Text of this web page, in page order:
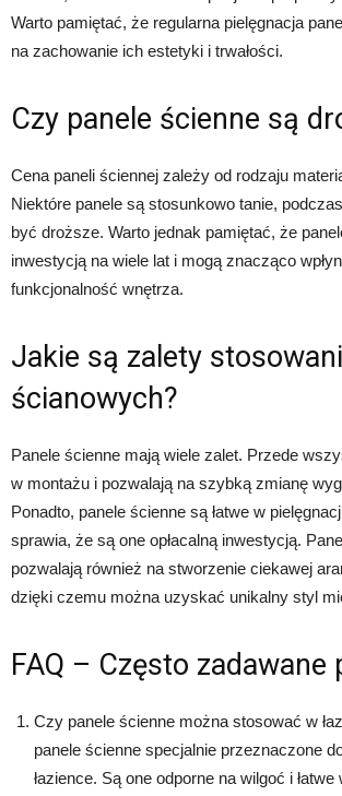
Warto pamiętać, że regularna pielęgnacja
na zachowanie ich estetyki i trwałości.
Czy panele ścienne są
Cena paneli ściennej zależy od rodzaju
Niektóre panele są stosunkowo tanie,
być droższe. Warto jednak pamiętać, że
inwestycją na wiele lat i mogą znacząco
funkcjonalność wnętrza.
Jakie są zalety
ścianowych?
Panele ścienne mają wiele zalet. Przede
w montażu i pozwalają na szybką zmianę
Ponadto, panele ścienne są łatwe w
sprawia, że są one opłacalną inwestycją.
pozwalają również na stworzenie ciekawej
dzięki czemu można uzyskać unikalny styl
FAQ – Często zadawane
Czy panele ścienne można stosować w
panele ścienne specjalnie przeznaczone
łazience. Są one odporne na wilgoć i łatwe